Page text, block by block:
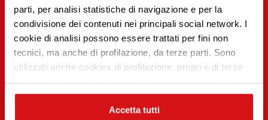
parti, per analisi statistiche di navigazione e per la
condivisione dei contenuti nei principali social network. I
cookie di analisi possono essere trattati per fini non
tecnici, ma anche di profilazione, da terze parti. Sono
utilizzati anche cookies di profilazione, propri e di terze
contenuti mirati sulle tue preferenze e i tuoi interessi. Se
CHIUDI questo banner, saranno utilizzati soltanto
Accetta tutti
07.10.2025 | Operatori
Alimentazione nei malati inguaribili: la nutrizione nel
fine vita
Premi INVIO per cercare o ESC per uscire